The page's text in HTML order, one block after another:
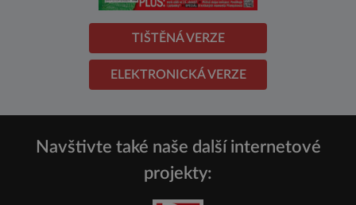
TIŠTĚNÁ VERZE
ELEKTRONICKÁ VERZE
Navštivte také naše další internetové
projekty: